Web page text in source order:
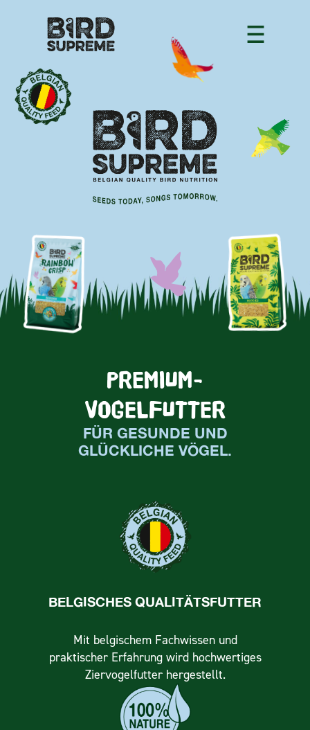
PREMIUM-
VOGELFUTTER
FÜR GESUNDE UND
GLÜCKLICHE VÖGEL.
BELGISCHES QUALITÄTSFUTTER
Mit belgischem Fachwissen und
praktischer Erfahrung wird hochwertiges
Ziervogelfutter hergestellt.